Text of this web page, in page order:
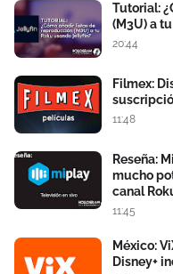
Tutorial:
(M3U) a
20:44
Filmex:
11:48
Reseña:
mucho
canal
11:45
México:
Disney+